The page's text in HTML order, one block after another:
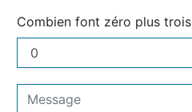
Combien font zéro plus trois